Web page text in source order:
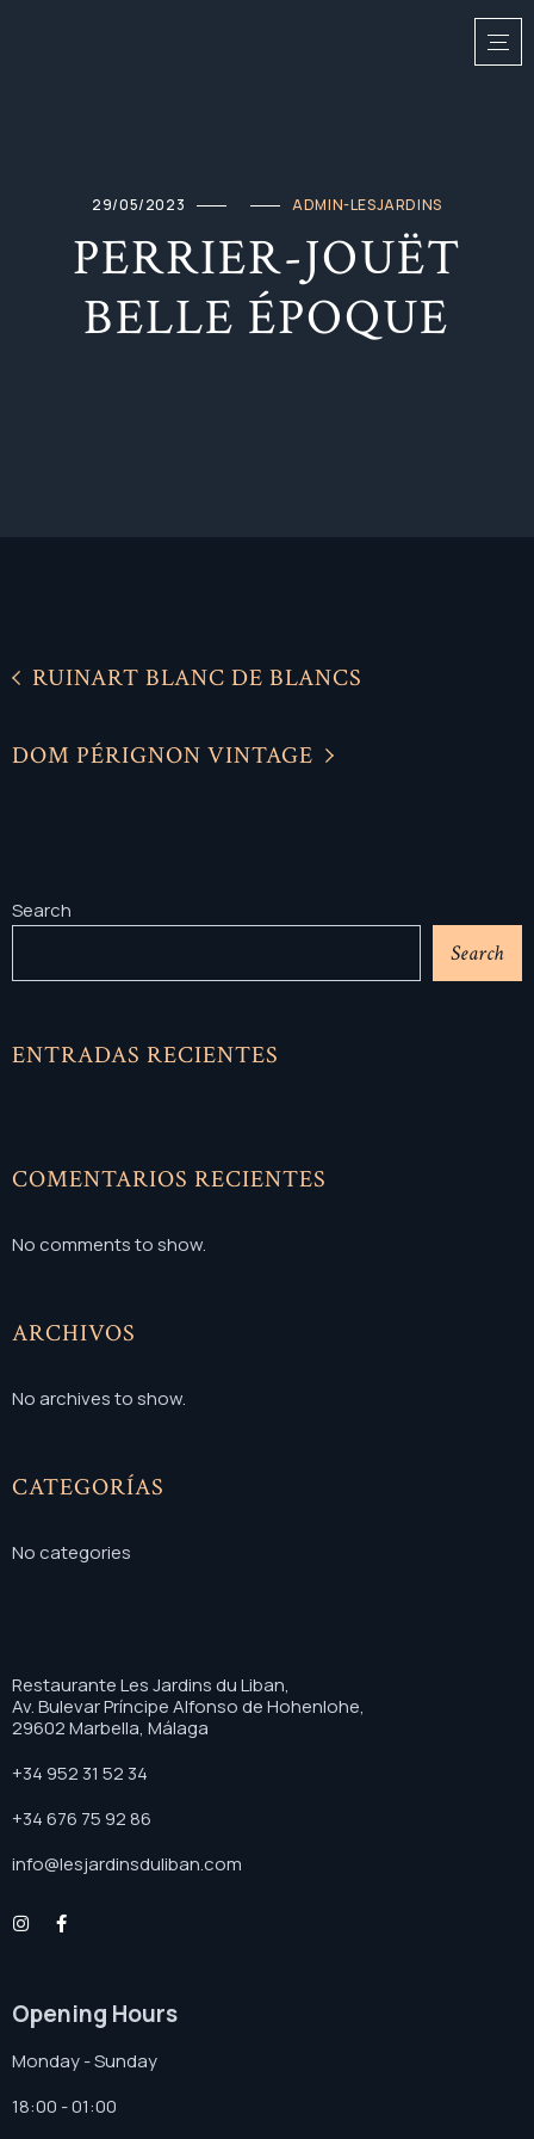
29/05/2023 ADMIN-LESJARDINS
PERRIER-JOUËT
BELLE ÉPOQUE
RUINART BLANC DE BLANCS
DOM PÉRIGNON VINTAGE
Search
Search
ENTRADAS RECIENTES
COMENTARIOS RECIENTES
No comments to show.
ARCHIVOS
No archives to show.
CATEGORÍAS
No categories
Restaurante Les Jardins du Liban,
Av. Bulevar Príncipe Alfonso de Hohenlohe,
29602 Marbella, Málaga
+34 952 31 52 34
+34 676 75 92 86
info@lesjardinsduliban.com
Opening Hours
Monday - Sunday
18:00 - 01:00